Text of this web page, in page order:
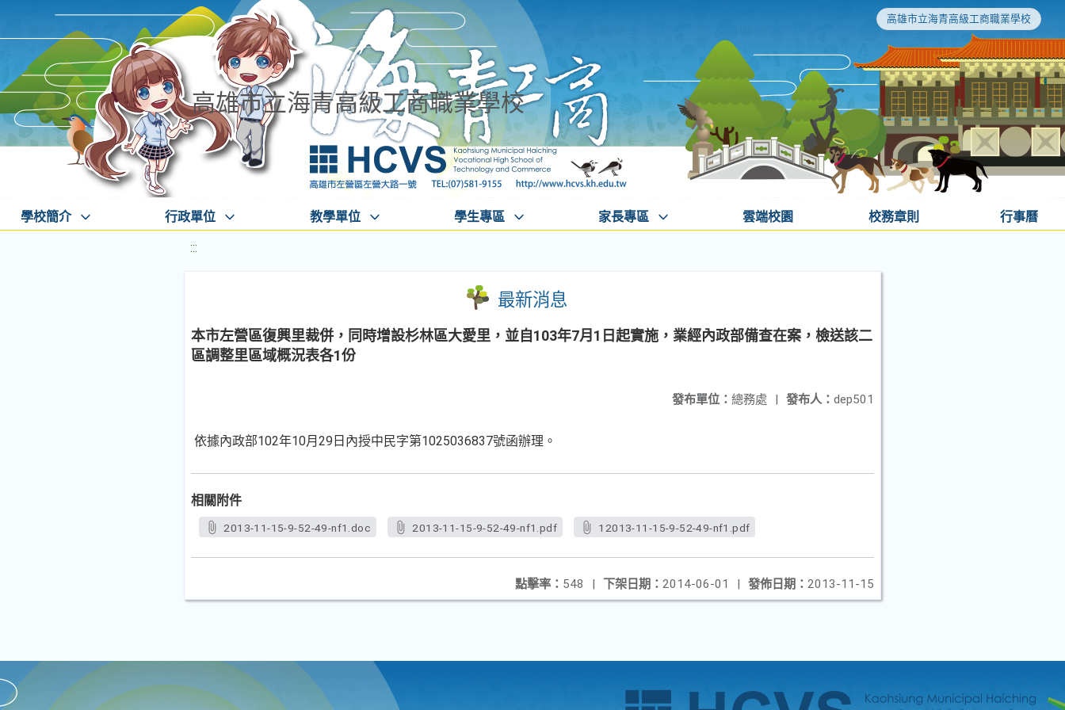
高雄市立海青高級工商職業學校
高雄市立海青高級工商職業學校
學校簡介 行政單位 教學單位 學生專區 家長專區 雲端校園 校務章則 行事曆
:::
最新消息
本市左營區復興里裁併，同時增設杉林區大愛里，並自103年7月1日起實施，業經內政部備查在案，檢送該二
區調整里區域概況表各1份
發布人： dep501
發布單位： 總務處 |
依據內政部102年10月29日內授中民字第1025036837號函辦理。
相關附件
2013-11-15-9-52-49-nf1.doc 2013-11-15-9-52-49-nf1.pdf 12013-11-15-9-52-49-nf1.pdf
發佈日期： 2013-11-15
下架日期： 2014-06-01 |
點擊率： 548 |